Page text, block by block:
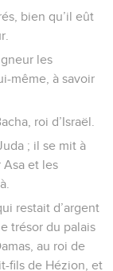
bien qu’il eût
les
même, à savoir
roi d’Israël.
; il se mit à
Asa et les
restait d’argent
trésor du palais
au roi de
fils de Hézion, et